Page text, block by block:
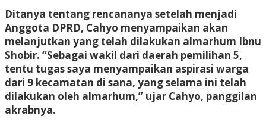
Ditanya tentang rencananya setelah menjadi
Anggota DPRD, Cahyo menyampaikan akan
melanjutkan yang telah dilakukan almarhum Ibnu
Shobir. “Sebagai wakil dari daerah pemilihan 5,
tentu tugas saya menyampaikan aspirasi warga
dari 9 kecamatan di sana, yang selama ini telah
dilakukan oleh almarhum,” ujar Cahyo, panggilan
akrabnya.